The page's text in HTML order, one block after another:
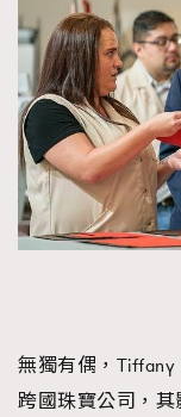
無獨有偶，
跨國珠寶公司，